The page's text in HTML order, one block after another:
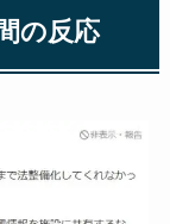
の反応